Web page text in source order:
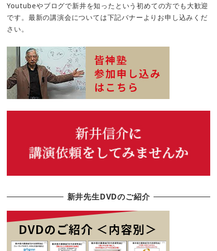
Youtubeやブログで新井を知ったという初めての方でも大歓迎
です。最新の講演会については下記バナーよりお申し込みくだ
さい。
新井先生DVDのご紹介